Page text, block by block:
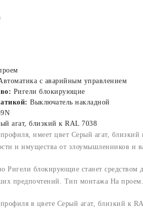
с аварийным управлением
Ригели блокирующие
Выключатель накладной
агат, близкий к RAL 7038
имеет цвет Серый агат,
и имущества от злоумышленников и
Ригели блокирующие станет
предпочтений. Тип монтажа На проем.
в цвете Серый агат, близкий к